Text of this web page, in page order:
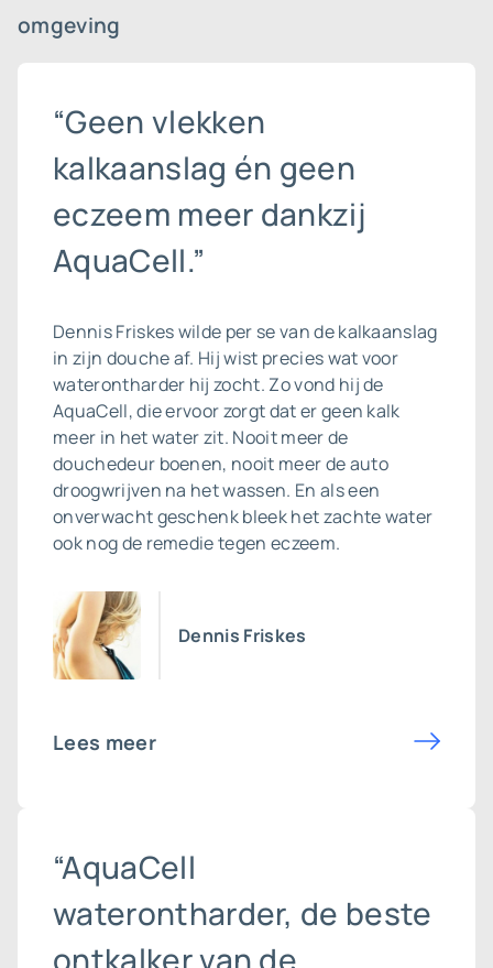
omgeving
“Geen vlekken
kalkaanslag én geen
eczeem meer dankzij
AquaCell.”
Dennis Friskes wilde per se van dekalkaanslag
in zijn douche af. Hij wist precies wat voor
waterontharder hij zocht. Zo vond hij de
AquaCell, die ervoor zorgt dat er geen kalk
meer in het water zit. Nooit meer de
douchedeur boenen, nooit meer de auto
droogwrijven na het wassen. En als een
onverwacht geschenk bleek het zachte water
ook nog de remedie tegen eczeem.
Dennis Friskes
Lees meer
“AquaCell
waterontharder, de beste
ontkalker van de